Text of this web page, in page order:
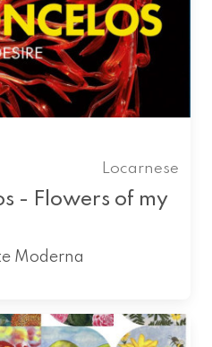
Locarnese
- Flowers of my
Moderna